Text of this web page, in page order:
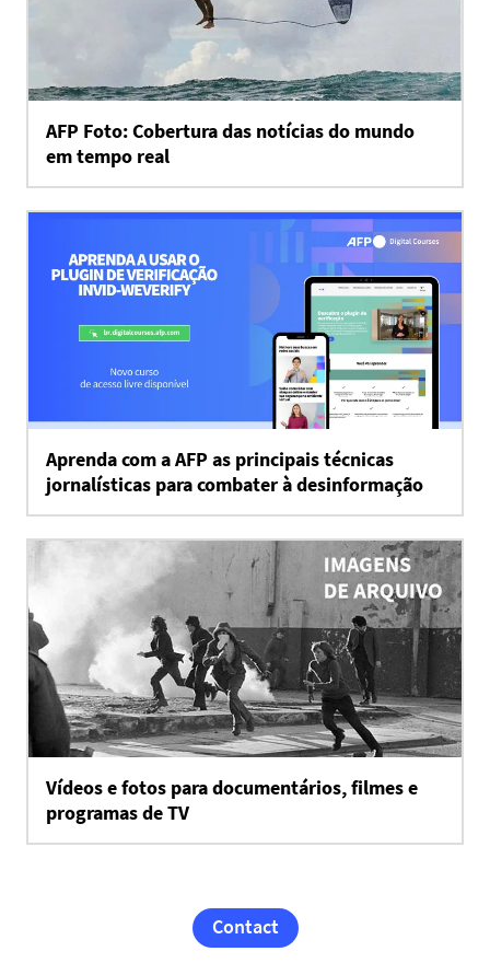
AFP Foto: Cobertura das notícias do mundo
em tempo real
Aprenda com a AFP as principais técnicas
jornalísticas para combater à desinformação
Vídeos e fotos para documentários, filmes e
programas de TV
Contact